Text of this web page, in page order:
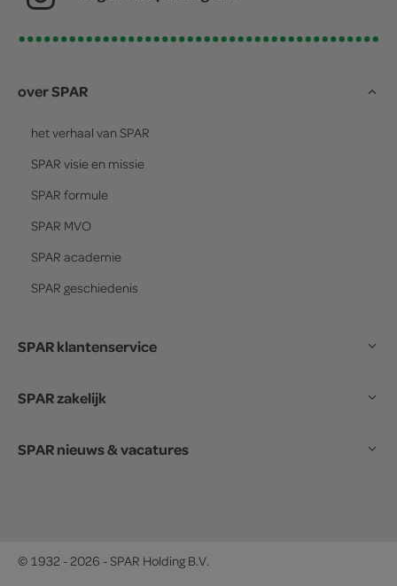
over SPAR
het verhaal van SPAR
SPAR visie en missie
SPAR formule
SPAR MVO
SPAR academie
SPAR geschiedenis
SPAR klantenservice
SPAR zakelijk
SPAR nieuws & vacatures
© 1932 - 2026 - SPAR Holding B.V.